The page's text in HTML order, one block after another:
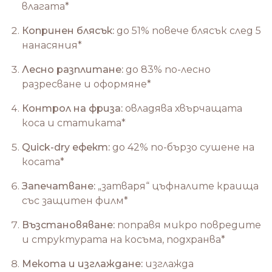
влагата*
Копринен блясък: до 51% повече блясък след 5
нанасяния*
Лесно разплитане: до 83% по-лесно
разресване и оформяне*
Контрол на фриза: овладява хвърчащата
коса и статиката*
Quick-dry ефект: до 42% по-бързо сушене на
косата*
Запечатване: „затваря“ цъфналите краища
със защитен филм*
Възстановяване: поправя микро повредите
и структурата на косъма, подхранва*
Мекота и изглаждане: изглажда